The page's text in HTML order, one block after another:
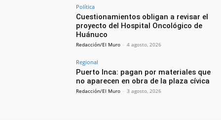
Política
Cuestionamientos obligan a revisar el
proyecto del Hospital Oncológico de
Huánuco
Redacción/El Muro - 4 agosto, 2026
Regional
Puerto Inca: pagan por materiales que
no aparecen en obra de la plaza cívica
Redacción/El Muro - 3 agosto, 2026